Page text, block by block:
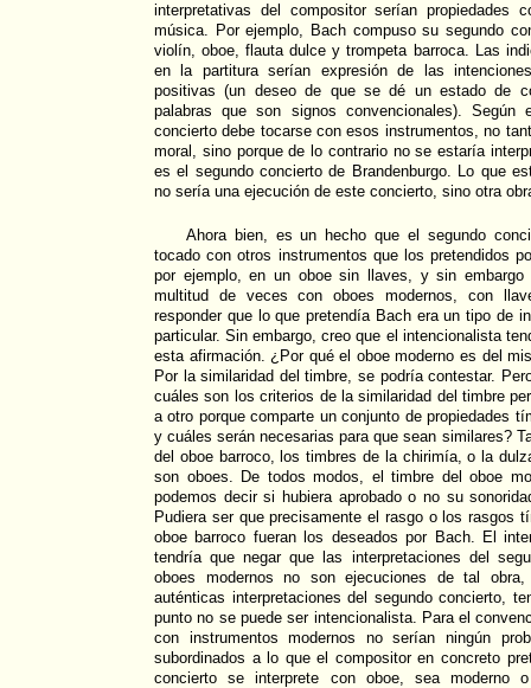
interpretativas del compositor serían propiedades
música. Por ejemplo, Bach compuso su segundo
violín, oboe, flauta dulce y trompeta barroca. Las
en la partitura serían expresión de las
positivas (un deseo de que se dé un estado de
palabras que son signos convencionales). Según
concierto debe tocarse con esos instrumentos, no
moral, sino porque de lo contrario no se estaría
es el segundo concierto de Brandenburgo. Lo que
no sería una ejecución de este concierto, sino otra
Ahora bien, es un hecho que el segundo
tocado con otros instrumentos que los pretendidos
por ejemplo, en un oboe sin llaves, y sin
multitud de veces con oboes modernos, con
responder que lo que pretendía Bach era un tipo de
particular. Sin embargo, creo que el intencionalista
esta afirmación. ¿Por qué el oboe moderno es del
Por la similaridad del timbre, se podría contestar.
cuáles son los criterios de la similaridad del timbre
a otro porque comparte un conjunto de propiedades
y cuáles serán necesarias para que sean similares?
del oboe barroco, los timbres de la chirimía, o la
son oboes. De todos modos, el timbre del oboe
podemos decir si hubiera aprobado o no su
Pudiera ser que precisamente el rasgo o los rasgos
oboe barroco fueran los deseados por Bach. El
tendría que negar que las interpretaciones del
oboes modernos no son ejecuciones de tal
auténticas interpretaciones del segundo concierto,
punto no se puede ser intencionalista. Para el
con instrumentos modernos no serían ningún
subordinados a lo que el compositor en concreto
concierto se interprete con oboe, sea moderno